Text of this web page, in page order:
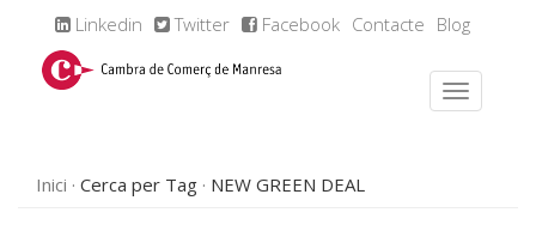
Linkedin Twitter Facebook Contacte Blog
Inici Cerca per Tag NEW GREEN DEAL